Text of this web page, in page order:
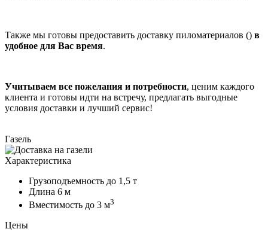
Также мы готовы предоставить доставку пиломатериалов () в
удобное для Вас время.
Учитываем все пожелания и потребности, ценим каждого
клиента и готовы идти на встречу, предлагать выгодные
условия доставки и лучший сервис!
Газель
Характеристика
Грузоподъемность до 1,5 т
Длина 6 м
Вместимость до 3 м3
Цены